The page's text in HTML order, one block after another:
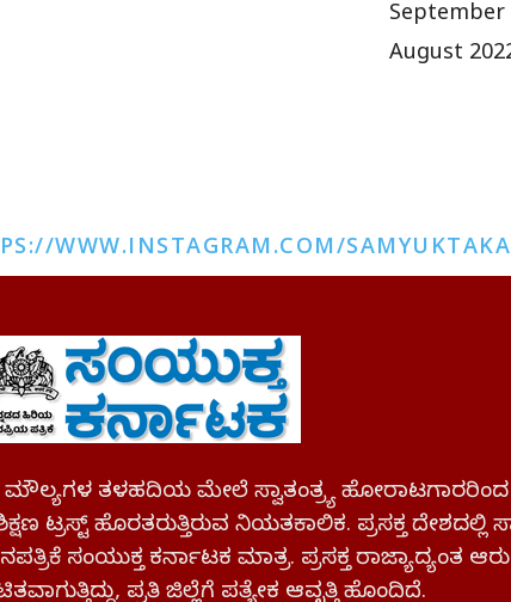
September
August
WWW.INSTAGRAM.COM/
ಮೌಲ್ಯಗಳ ತಳಹದಿಯ ಮೇಲೆ ಸ್ವಾತಂತ್ರ್ಯ
ಟ್ರಸ್ಟ್ ಹೊರತರುತ್ತಿರುವ ನಿಯತಕಾಲಿಕ. ಪ್ರಸಕ್ತ ದೇಶದಲ್ಲಿ
ಸಂಯುಕ್ತ ಕರ್ನಾಟಕ ಮಾತ್ರ. ಪ್ರಸಕ್ತ ರಾಜ್ಯಾದ್ಯಂತ
ಪ್ರತಿ ಜಿಲ್ಲೆಗೆ ಪತ್ಯೇಕ ಆವೃತ್ತಿ ಹೊಂದಿದೆ.